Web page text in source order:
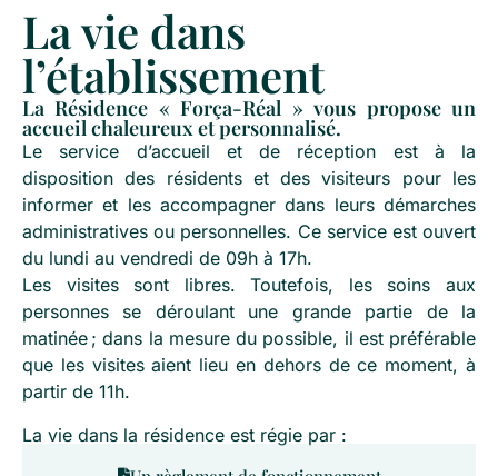
La vie dans
l’établissement
La Résidence « Força-Réal » vous propose un
accueil chaleureux et personnalisé.
Le service d’accueil et de réception est à la
disposition des résidents et des visiteurs pour les
informer et les accompagner dans leurs démarches
administratives ou personnelles. Ce service est ouvert
du lundi au vendredi de 09h à 17h.
Les visites sont libres. Toutefois, les soins aux
personnes se déroulant une grande partie de la
matinée ; dans la mesure du possible, il est préférable
que les visites aient lieu en dehors de ce moment, à
partir de 11h.
La vie dans la résidence est régie par :